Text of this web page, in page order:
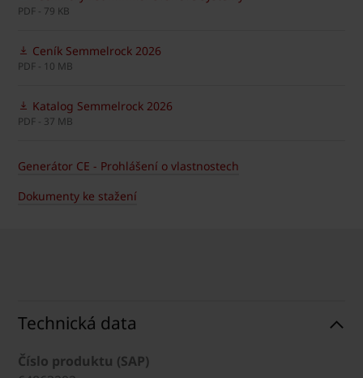
PDF - 79 KB
Ceník Semmelrock 2026
PDF - 10 MB
Katalog Semmelrock 2026
PDF - 37 MB
Generátor CE - Prohlášení o vlastnostech
Dokumenty ke stažení
Technická data
Číslo produktu (SAP)